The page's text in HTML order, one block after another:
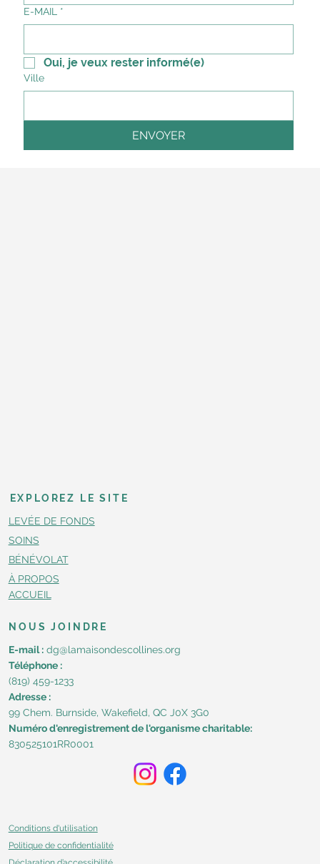
E-MAIL *
Oui, je veux rester informé(e)
Ville
ENVOYER
EXPLOREZ LE SITE
LEVÉE DE FONDS
SOINS
BÉNÉVOLAT
À PROPOS
ACCUEIL
NOUS JOINDRE
E-mail : dg@lamaisondescollines.org
Téléphone :
(819) 459-1233
Adresse :
99 Chem. Burnside, Wakefield, QC J0X 3G0​
Numéro d'enregistrement de l'organisme charitable:
830525101RR0001
Conditions d'utilisation
Politique de confidentialité